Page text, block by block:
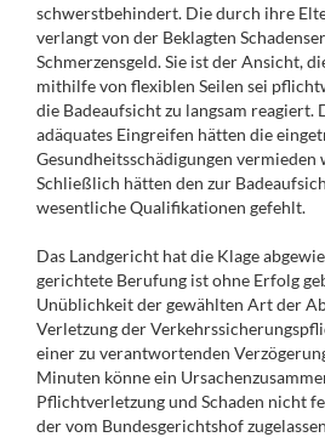
schwerstbehindert. Die durch ihre
verlangt von der Beklagten
Schmerzensgeld. Sie ist der Ansicht,
mithilfe von flexiblen Seilen sei
die Badeaufsicht zu langsam reagiert.
adäquates Eingreifen hätten die
Gesundheitsschädigungen vermieden
Schließlich hätten den zur
wesentliche Qualifikationen gefehlt.
Das Landgericht hat die Klage
gerichtete Berufung ist ohne Erfolg
Unüblichkeit der gewählten Art der
Verletzung der
einer zu verantwortenden
Minuten könne ein
Pflichtverletzung und Schaden nicht
der vom Bundesgerichtshof